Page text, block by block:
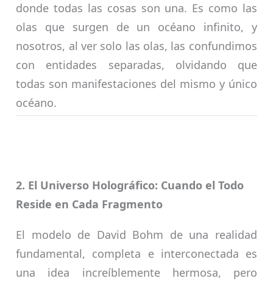
donde todas las cosas son una. Es como las
olas que surgen de un océano infinito, y
nosotros, al ver solo las olas, las confundimos
con entidades separadas, olvidando que
todas son manifestaciones del mismo y único
océano.
2. El Universo Holográfico: Cuando el Todo
Reside en Cada Fragmento
El modelo de David Bohm de una realidad
fundamental, completa e interconectada es
una idea increíblemente hermosa, pero